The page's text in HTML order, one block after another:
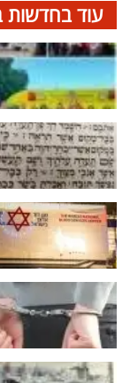
עוד